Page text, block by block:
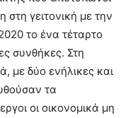
στη γειτονική με την
το ένα τέταρτο
συνθήκες. Στη
με δύο ενήλικες και
τα
οι οικονομικά μη